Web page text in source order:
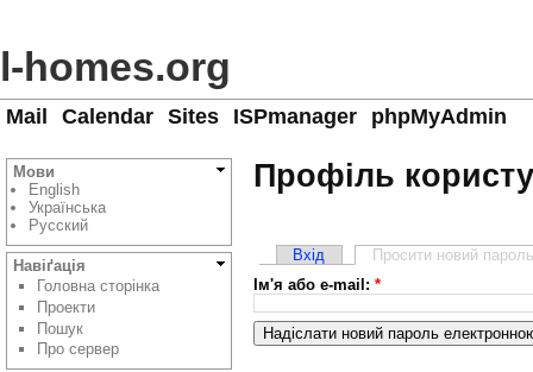
l-homes.org
Mail Calendar Sites ISPmanager phpMyAdmin
Мови
English
Українська
Русский
Навіґація
Головна сторінка
Проекти
Пошук
Про сервер
Профіль
Вхід
Просити новий пароль
Ім'я або e-mail:*